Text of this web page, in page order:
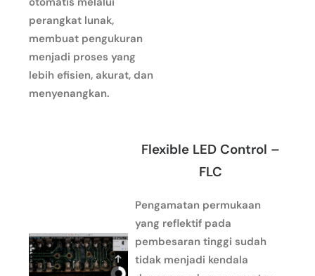
perangkat lunak,
membuat pengukuran
menjadi proses yang
lebih efisien, akurat, dan
menyenangkan.
Flexible LED Control –
FLC
Pengamatan permukaan
yang reflektif pada
pembesaran tinggi sudah
tidak menjadi kendala